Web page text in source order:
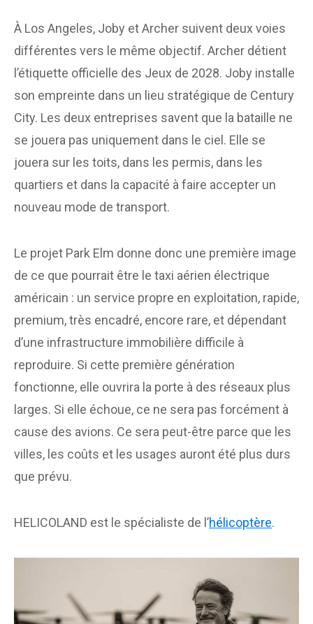
À Los Angeles, Joby et Archer suivent deux voies
différentes vers le même objectif. Archer détient
l’étiquette officielle des Jeux de 2028. Joby installe
son empreinte dans un lieu stratégique de Century
City. Les deux entreprises savent que la bataille ne
se jouera pas uniquement dans le ciel. Elle se
jouera sur les toits, dans les permis, dans les
quartiers et dans la capacité à faire accepter un
nouveau mode de transport.
Le projet Park Elm donne donc une première image
de ce que pourrait être le taxi aérien électrique
américain : un service propre en exploitation, rapide,
premium, très encadré, encore rare, et dépendant
d’une infrastructure immobilière difficile à
reproduire. Si cette première génération
fonctionne, elle ouvrira la porte à des réseaux plus
larges. Si elle échoue, ce ne sera pas forcément à
cause des avions. Ce sera peut-être parce que les
villes, les coûts et les usages auront été plus durs
que prévu.
HELICOLAND est le spécialiste de l’hélicoptère.